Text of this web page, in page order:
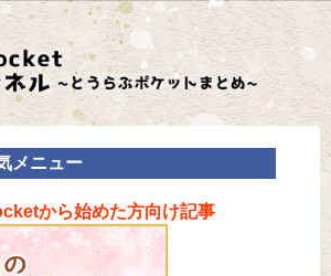
メニュー
から始めた方向け記事